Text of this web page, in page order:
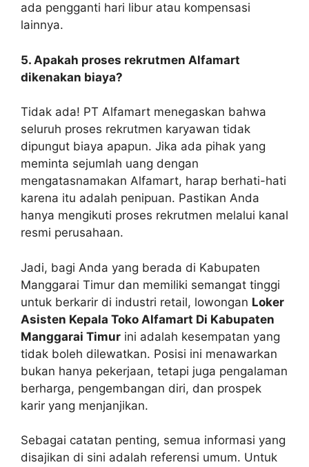
ada pengganti hari libur atau kompensasi
lainnya.
5. Apakah proses rekrutmen Alfamart
dikenakan biaya?
Tidak ada! PT Alfamart menegaskan bahwa
seluruh proses rekrutmen karyawan tidak
dipungut biaya apapun. Jika ada pihak yang
meminta sejumlah uang dengan
mengatasnamakan Alfamart, harap berhati-hati
karena itu adalah penipuan. Pastikan Anda
hanya mengikuti proses rekrutmen melalui kanal
resmi perusahaan.
Jadi, bagi Anda yang berada di Kabupaten
Manggarai Timur dan memiliki semangat tinggi
untuk berkarir di industri retail, lowongan Loker
Asisten Kepala Toko Alfamart Di Kabupaten
Manggarai Timur ini adalah kesempatan yang
tidak boleh dilewatkan. Posisi ini menawarkan
bukan hanya pekerjaan, tetapi juga pengalaman
berharga, pengembangan diri, dan prospek
karir yang menjanjikan.
Sebagai catatan penting, semua informasi yang
disajikan di sini adalah referensi umum. Untuk